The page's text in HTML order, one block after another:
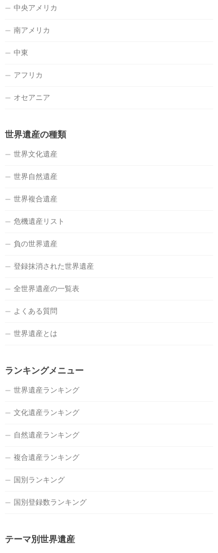
中央アメリカ
南アメリカ
中東
アフリカ
オセアニア
世界遺産の種類
世界文化遺産
世界自然遺産
世界複合遺産
危機遺産リスト
負の世界遺産
登録抹消された世界遺産
全世界遺産の一覧表
よくある質問
世界遺産とは
ランキングメニュー
世界遺産ランキング
文化遺産ランキング
自然遺産ランキング
複合遺産ランキング
国別ランキング
国別登録数ランキング
テーマ別世界遺産